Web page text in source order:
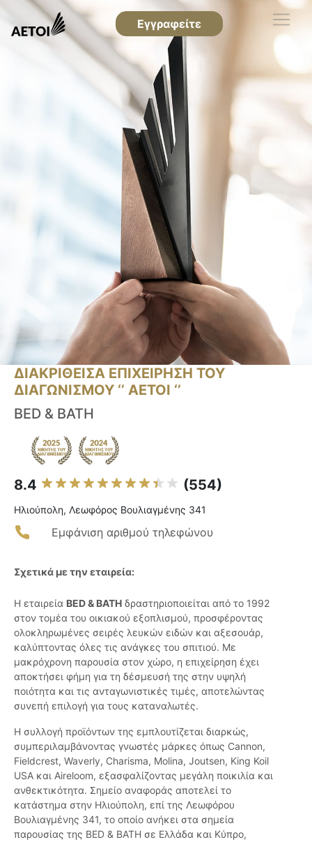
Εγγραφείτε
ΔΙΑΚΡΙΘΕΙΣΑ ΕΠΙΧΕΙΡΗΣΗ ΤΟΥ
ΔΙΑΓΩΝΙΣΜΟΥ ‘’ ΑΕΤΟΙ ‘’
BED & BATH
8.4 (554)
Ηλιούπολη, Λεωφόρος Βουλιαγμένης 341
Εμφάνιση αριθμού τηλεφώνου
Σχετικά με την εταιρεία:
Η εταιρεία BED & BATH δραστηριοποιείται από το 1992
στον τομέα του οικιακού εξοπλισμού, προσφέροντας
ολοκληρωμένες σειρές λευκών ειδών και αξεσουάρ,
καλύπτοντας όλες τις ανάγκες του σπιτιού. Με
μακρόχρονη παρουσία στον χώρο, η επιχείρηση έχει
αποκτήσει φήμη για τη δέσμευσή της στην υψηλή
ποιότητα και τις ανταγωνιστικές τιμές, αποτελώντας
συνεπή επιλογή για τους καταναλωτές.
Η συλλογή προϊόντων της εμπλουτίζεται διαρκώς,
συμπεριλαμβάνοντας γνωστές μάρκες όπως Cannon,
Fieldcrest, Waverly, Charisma, Molina, Joutsen, King Koil
USA και Aireloom, εξασφαλίζοντας μεγάλη ποικιλία και
ανθεκτικότητα. Σημείο αναφοράς αποτελεί το
κατάστημα στην Ηλιούπολη, επί της Λεωφόρου
Βουλιαγμένης 341, το οποίο ανήκει στα σημεία
παρουσίας της BED & BATH σε Ελλάδα και Κύπρο,